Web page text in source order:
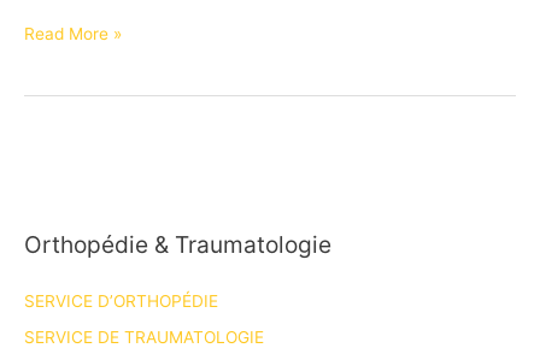
Félicitations
Luc
de
de
chirurgie
Read More »
Orthopédie & Traumatologie
SERVICE D’ORTHOPÉDIE
SERVICE DE TRAUMATOLOGIE